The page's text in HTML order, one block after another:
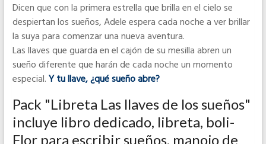
Dicen que con la primera estrella que brilla en el cielo se
despiertan los sueños, Adele espera cada noche a ver brillar
la suya para comenzar una nueva aventura.
Las llaves que guarda en el cajón de su mesilla abren un
sueño diferente que harán de cada noche un momento
especial.Y tu llave, ¿qué sueño abre?
Pack "Libreta Las llaves de los sueños"
incluye libro dedicado, libreta, boli-
Flor para escribir sueños, manojo de